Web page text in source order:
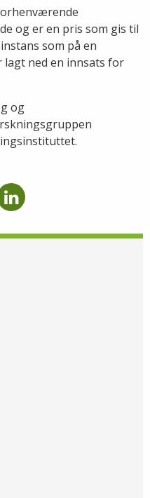
og er en pris som gis til
som på en
ned en innsats for
og